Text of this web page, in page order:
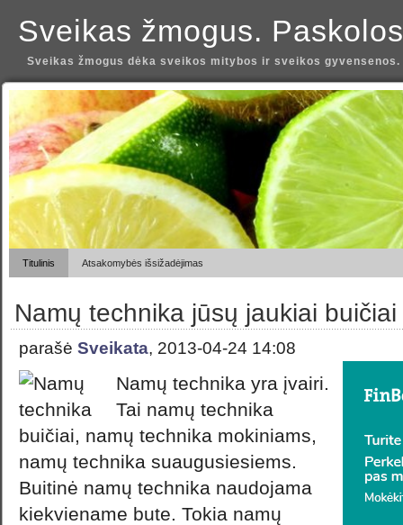
Sveikas žmogus.
Sveikas žmogus dėka sveikos mitybos ir sveikos gyvensenos.
Titulinis Atsakomybės išsižadėjimas
Namų technika jūsų jaukiai buičiai
parašė Sveikata, 2013-04-24 14:08
Namų technika yra įvairi.
Tai namų technika
buičiai, namų technika mokiniams,
namų technika suaugusiesiems.
Buitinė namų technika naudojama
kiekviename bute. Tokia namų